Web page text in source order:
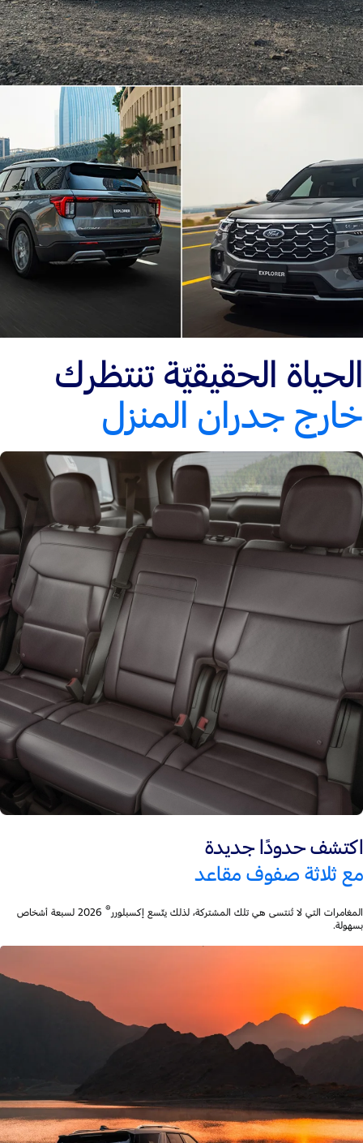
الحياة الحقيقيّة تنتظرك
خارج جدران المنزل
اكتشف حدودًا جديدة
مع ثلاثة صفوف مقاعد
المغامرات التي لا تُنتسى هي تلك المشتركة، لذلك يتّسع إكسبلورر®
2026 لسبعة أشخاص
بسهولة.